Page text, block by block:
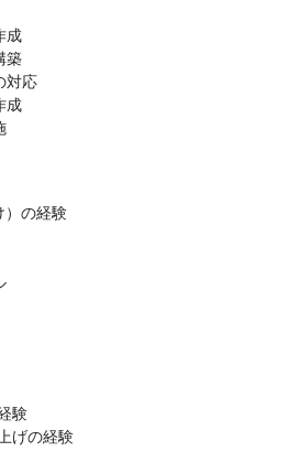
成
築
対応
成
）の経験
験
げの経験